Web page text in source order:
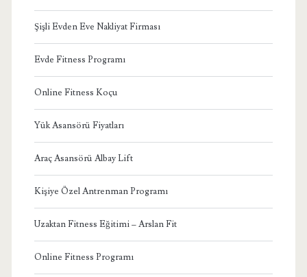
Şişli Evden Eve Nakliyat Firması
Evde Fitness Programı
Online Fitness Koçu
Yük Asansörü Fiyatları
Araç Asansörü Albay Lift
Kişiye Özel Antrenman Programı
Uzaktan Fitness Eğitimi – Arslan Fit
Online Fitness Programı